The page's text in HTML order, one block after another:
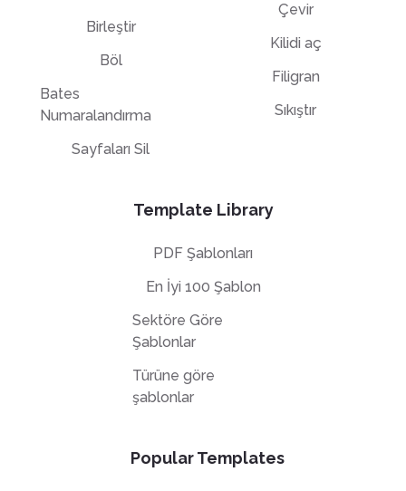
Birleştir
Böl
Bates
Numaralandırma
Sayfaları Sil
Çevir
Kilidi aç
Filigran
Sıkıştır
Template Library
PDF Şablonları
En İyi 100 Şablon
Sektöre Göre
Şablonlar
Türüne göre
şablonlar
Popular Templates